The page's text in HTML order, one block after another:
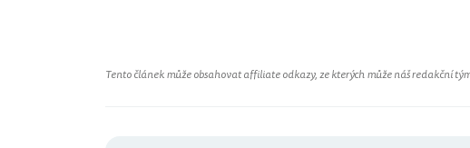
Tento článek může obsahovat affiliate odkazy, ze kterých může náš redakční